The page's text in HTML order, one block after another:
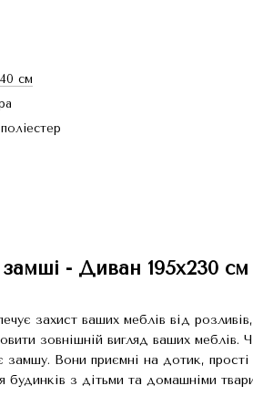
см
- Диван 195х230 см
захист ваших меблів від
зовнішній вигляд ваших меблів.
замшу. Вони приємні на дотик, прості
будинків з дітьми та домашніми